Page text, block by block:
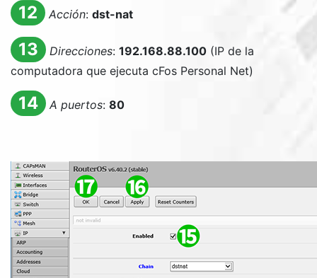
12 Acción: dst-nat
13 Direcciones: 192.168.88.100(IP de la
computadora que ejecuta cFos Personal Net)
14 A puertos: 80